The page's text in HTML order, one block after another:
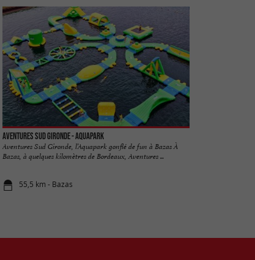
Aventures Sud Gironde - Aquapark
Aventures Sud Gironde, l’Aquapark gonflé de fun à Bazas À
Bazas, à quelques kilomètres de Bordeaux, Aventures ...
55,5 km - Bazas